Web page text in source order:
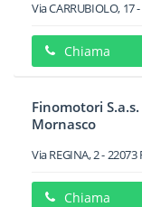
Via CARRUBIOLO, 17-
Chiama
Finomotori
Mornasco
Via REGINA, 2-22073
Chiama